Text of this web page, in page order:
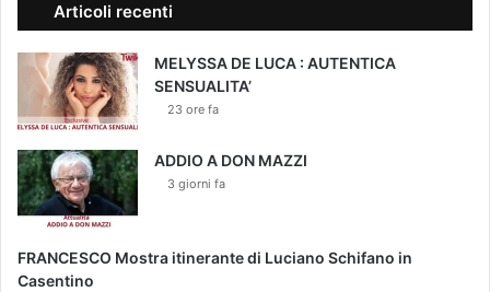
Articoli recenti
MELYSSA DE LUCA : AUTENTICA
SENSUALITA’
23 ore fa
ADDIO A DON MAZZI
3 giorni fa
FRANCESCO Mostra itinerante di Luciano Schifano in
Casentino